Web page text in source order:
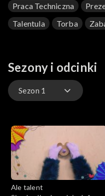
Praca Techniczna
Talentula
Torba
Sezony i odcinki
Sezon 1
Ale talent